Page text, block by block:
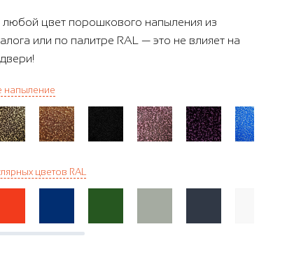
любой цвет порошкового напыления из
или по палитре RAL — это не влияет на
цветов RAL